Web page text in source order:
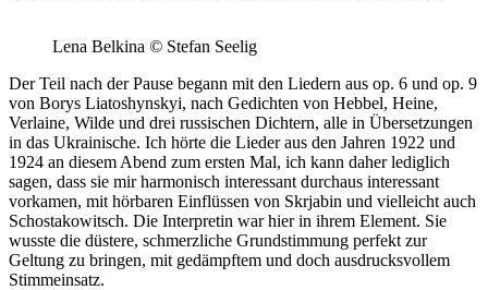
Lena Belkina © Stefan Seelig
Der Teil nach der Pause begann mit den Liedern aus op. 6 und op. 9
von Borys Liatoshynskyi, nach Gedichten von Hebbel, Heine,
Verlaine, Wilde und drei russischen Dichtern, alle in Übersetzungen
in das Ukrainische. Ich hörte die Lieder aus den Jahren 1922 und
1924 an diesem Abend zum ersten Mal, ich kann daher lediglich
sagen, dass sie mir harmonisch interessant durchaus interessant
vorkamen, mit hörbaren Einflüssen von Skrjabin und vielleicht auch
Schostakowitsch. Die Interpretin war hier in ihrem Element. Sie
wusste die düstere, schmerzliche Grundstimmung perfekt zur
Geltung zu bringen, mit gedämpftem und doch ausdrucksvollem
Stimmeinsatz.